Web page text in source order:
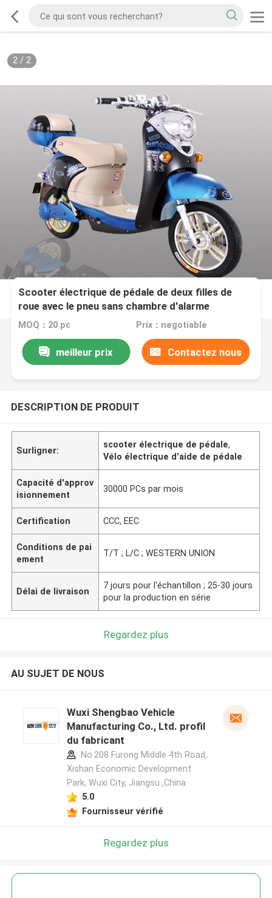
2/ 2
Scooter électrique de pédale de deux filles de
roue avec le pneu sans chambre d'alarme
MOQ：20 pc Prix：negotiable
meilleur prix Contactez nous
DESCRIPTION DE PRODUIT
Surligner:
scooter électrique de pédale,
Vélo électrique d'aide de pédale
Capacité d'approv
isionnement
30000 PCs par mois
Certification CCC, EEC
Conditions de pai
ement
T/T ; L/C ; WESTERN UNION
Délai de livraison
7 jours pour l'échantillon ; 25-30 jours
pour la production en série
Regardez plus
AU SUJET DE NOUS
Wuxi Shengbao Vehicle
Manufacturing Co., Ltd. profil
du fabricant
No.208 Furong Middle 4th Road,
Xishan Economic Development
Park, Wuxi City, Jiangsu ,China
5.0
Fournisseur vérifié
Regardez plus